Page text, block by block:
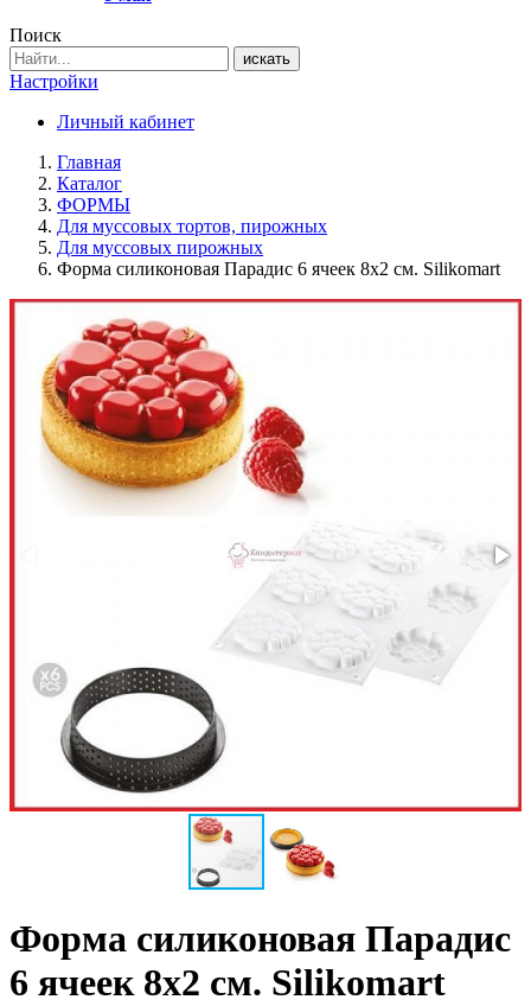
Поиск
искать
Настройки
Личный кабинет
Главная
Каталог
ФОРМЫ
Для муссовых тортов, пирожных
Для муссовых пирожных
Форма силиконовая Парадис 6 ячеек 8х2 см. Silikomart
Форма силиконовая Парадис
6 ячеек 8х2 см. Silikomart